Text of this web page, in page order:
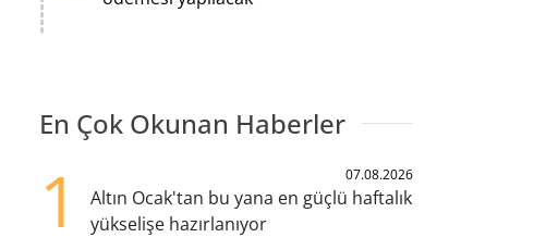
En Çok Okunan Haberler
1 07.08.2026
Altın Ocak'tan bu yana en güçlü haftalık
yükselişe hazırlanıyor